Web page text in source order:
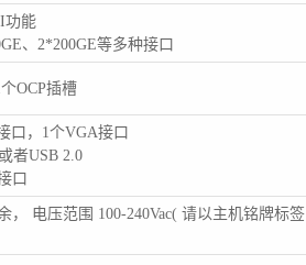
功能
、2*200GE等多种接口
OCP插槽
口，1个VGA接口
者USB 2.0
口
， 电压范围 100-240Vac( 请以主机铭牌标签